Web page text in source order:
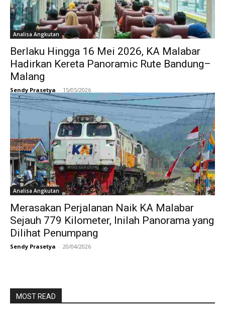
Analisa Angkutan
Berlaku Hingga 16 Mei 2026, KA Malabar
Hadirkan Kereta Panoramic Rute Bandung–
Malang
Sendy Prasetya - 15/05/2026
Analisa Angkutan
Merasakan Perjalanan Naik KA Malabar
Sejauh 779 Kilometer, Inilah Panorama yang
Dilihat Penumpang
Sendy Prasetya - 20/04/2026
MOST READ